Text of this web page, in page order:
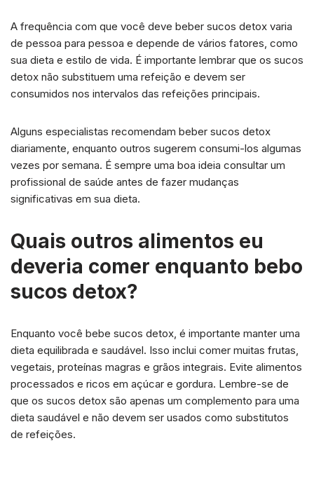
A frequência com que você deve beber sucos detox varia
de pessoa para pessoa e depende de vários fatores, como
sua dieta e estilo de vida. É importante lembrar que os sucos
detox não substituem uma refeição e devem ser
consumidos nos intervalos das refeições principais.
Alguns especialistas recomendam beber sucos detox
diariamente, enquanto outros sugerem consumi-los algumas
vezes por semana. É sempre uma boa ideia consultar um
profissional de saúde antes de fazer mudanças
significativas em sua dieta.
Quais outros alimentos eu
deveria comer enquanto bebo
sucos detox?
Enquanto você bebe sucos detox, é importante manter uma
dieta equilibrada e saudável. Isso inclui comer muitas frutas,
vegetais, proteínas magras e grãos integrais. Evite alimentos
processados e ricos em açúcar e gordura. Lembre-se de
que os sucos detox são apenas um complemento para uma
dieta saudável e não devem ser usados como substitutos
de refeições.